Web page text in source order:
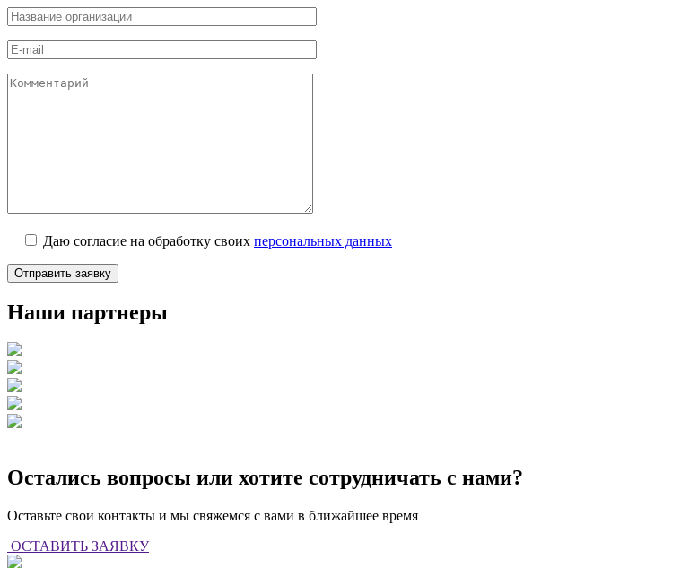
Даю согласие на обработку своих персональных данных
Наши партнеры
Остались вопросы или хотите сотрудничать с нами?
Оставьте свои контакты и мы свяжемся с вами в ближайшее время
ОСТАВИТЬ ЗАЯВКУ